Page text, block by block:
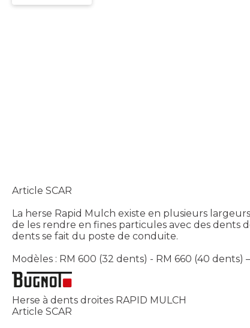
Article SCAR
La herse Rapid Mulch existe en plusieurs
de les rendre en fines particules avec des dents
dents se fait du poste de conduite.
Modèles : RM 600 (32 dents) - RM 660 (40
Herse à dents droites RAPID MULCH
Article SCAR